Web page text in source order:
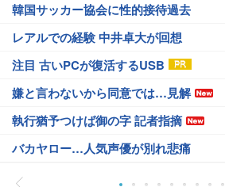
韓国サッカー協会に性的接待過去
レアルでの経験 中井卓大が回想
注目 古いPCが復活するUSB
嫌と言わないから同意では…見解
執行猶予つけば御の字 記者指摘
バカヤロー…人気声優が別れ悲痛